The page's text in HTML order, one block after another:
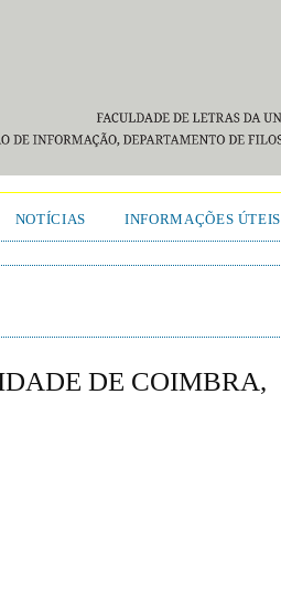
NOTÍCIAS INFORMAÇÕES ÚTEIS
DE COIMBRA,